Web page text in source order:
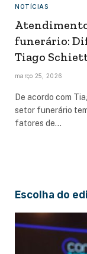
NOTÍCIAS
funerário:
Tiago
março 25, 2026
De acordo com
setor funerário
fatores de…
Escolha do